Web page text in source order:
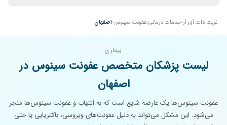
نوبت دات آی آر خدمات درمانی عفونت سینوس اصفهان
بیماری
لیست پزشکان متخصص عفونت سینوس در
اصفهان
عفونت سینوس‌ها یک عارضه شایع است که به التهاب و عفونت سینوس‌ها منجر
می‌شود. این مشکل می‌تواند به دلیل عفونت‌های ویروسی، باکتریایی یا حتی